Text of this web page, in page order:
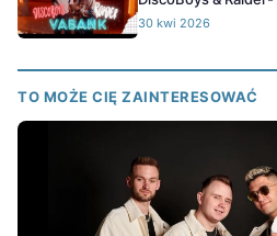
30 kwi 2026
TO MOŻE CIĘ ZAINTERESOWAĆ